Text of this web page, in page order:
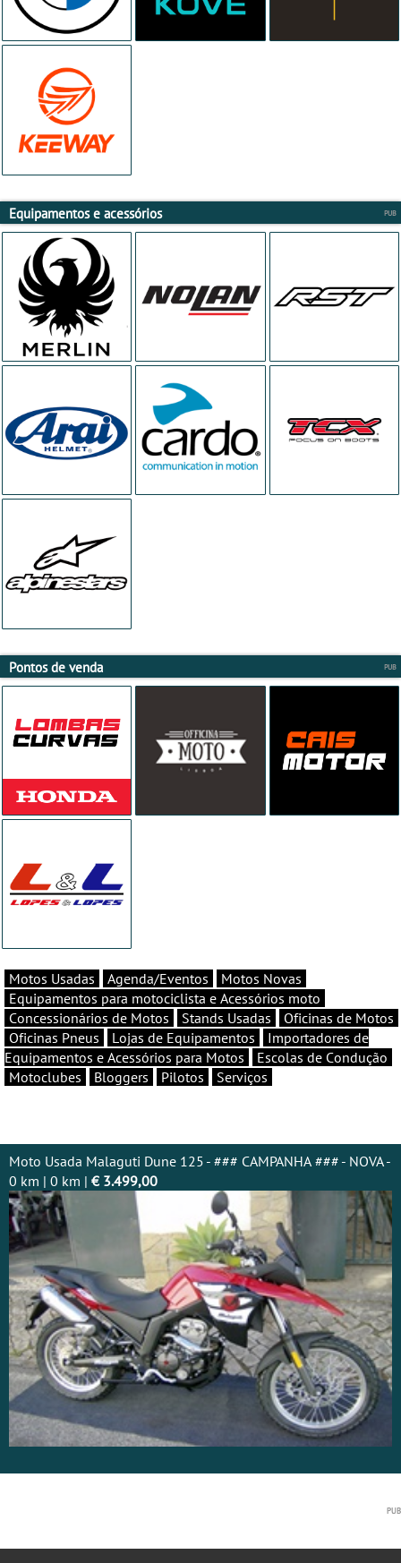
Equipamentos e acessórios
Pontos de venda
Motos Usadas Agenda/Eventos
Motos Novas
Equipamentos para motociclista e Acessórios moto
Concessionários de Motos
Stands Usadas
Oficinas de Motos
Oficinas Pneus
Lojas de Equipamentos
Importadores de
Equipamentos e Acessórios para Motos
Escolas de Condução
Motoclubes
Bloggers Pilotos Serviços
Moto Usada Malaguti Dune 125 - ### CAMPANHA ### - NOVA -
0 km | 0 km | € 3.499,00